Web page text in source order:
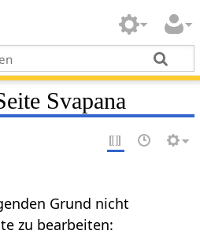
Svapana
Grund nicht
zu bearbeiten: